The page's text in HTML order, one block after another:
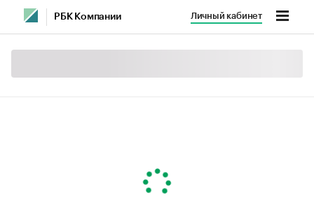
РБК Компании Личный кабинет